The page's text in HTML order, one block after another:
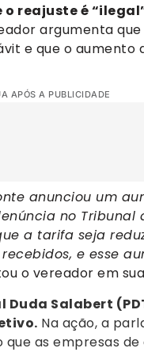
reajuste é
argumenta
e que o aumento
APÓS A PUBLICIDADE
anunciou um
no Tribunal
a tarifa seja
e esse
o vereador em
Salabert
Na ação, a
as empresas